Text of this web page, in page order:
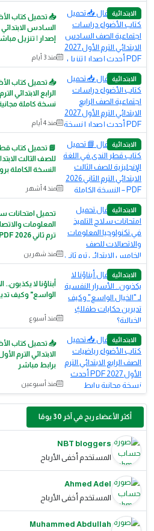
الابتدائية
📥 تحميل كتاب
إصدار | تنزيل
منذ 3 أيام
الابتدائية
📥 تحميل كتاب
نسخة كاملة
منذ 4 أيام
الابتدائية
📘 تحميل كتاب قطر
النسخة الكاملة
منذ 4 أشهر
الابتدائية
تحميل امتحانات
المعلومات
ترم ثاني 2026 PDF بالإجابات النموذجية
منذ شهرين
الابتدائية
أبناؤنا لا يكذبون..
الواسع" وكيف
منذ أسبوع
الابتدائية
📥 تحميل كتاب
برابط مباشر
منذ أسبوعين
أكثر الأعضاء ربح في آخر 30 يومًا
NBT bloggers
المستخدم أخفى الأرباح
Ahmed Adel
المستخدم أخفى الأرباح
Muhammed Abdullah